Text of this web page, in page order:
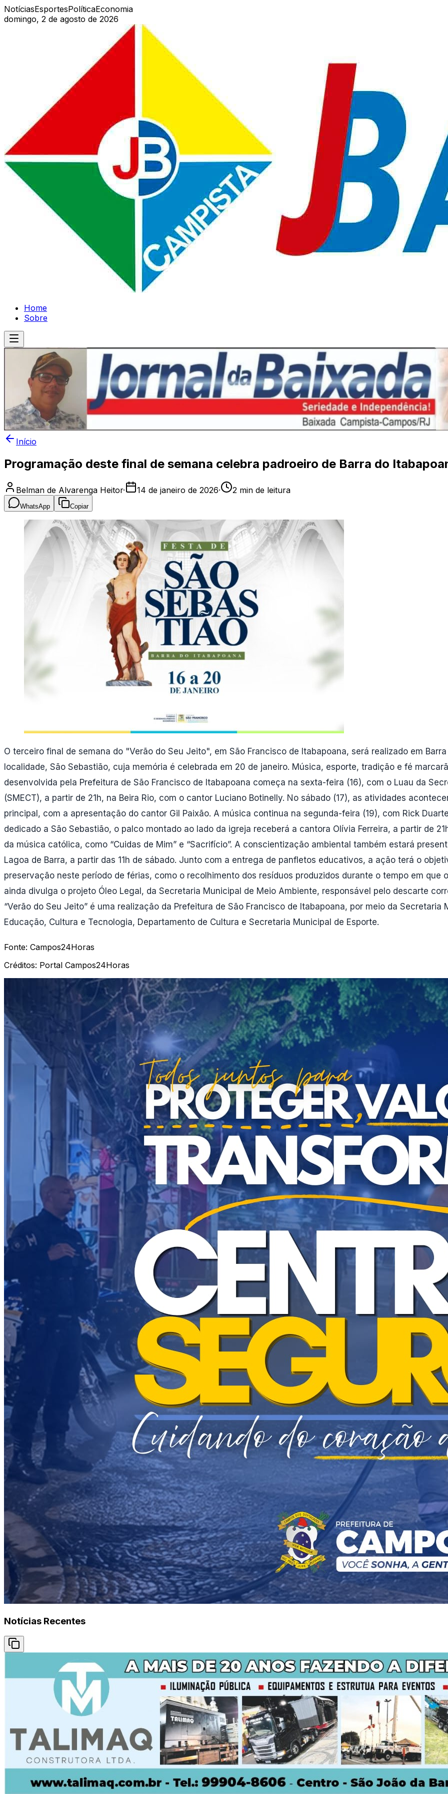
NotíciasEsportesPolíticaEconomia
domingo, 2 de agosto de 2026
Home
Sobre
Início
Programação deste final de semana celebra padroeiro de Barra do
Belman de Alvarenga Heitor· 14 de janeiro de 2026· 2 min de leitura
WhatsApp Copiar
O terceiro final de semana do "Verão do Seu Jeito", em São Francisco de Itabapoana, será realizado em
localidade, São Sebastião, cuja memória é celebrada em 20 de janeiro. Música, esporte, tradição e fé
desenvolvida pela Prefeitura de São Francisco de Itabapoana começa na sexta-feira (16), com o Luau da
(SMECT), a partir de 21h, na Beira Rio, com o cantor Luciano Botinelly. No sábado (17), as atividades
principal, com a apresentação do cantor Gil Paixão. A música continua na segunda-feira (19), com Rick
dedicado a São Sebastião, o palco montado ao lado da igreja receberá a cantora Olívia Ferreira, a partir de
da música católica, como “Cuidas de Mim” e “Sacrifício”. A conscientização ambiental também estará
Lagoa de Barra, a partir das 11h de sábado. Junto com a entrega de panfletos educativos, a ação terá o
preservação neste período de férias, como o recolhimento dos resíduos produzidos durante o tempo em que
ainda divulga o projeto Óleo Legal, da Secretaria Municipal de Meio Ambiente, responsável pelo descarte
“Verão do Seu Jeito” é uma realização da Prefeitura de São Francisco de Itabapoana, por meio da
Educação, Cultura e Tecnologia, Departamento de Cultura e Secretaria Municipal de Esporte.
Fonte: Campos24Horas
Créditos: Portal Campos24Horas
Notícias Recentes